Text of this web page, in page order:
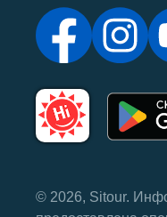
© 2026, Sitour.